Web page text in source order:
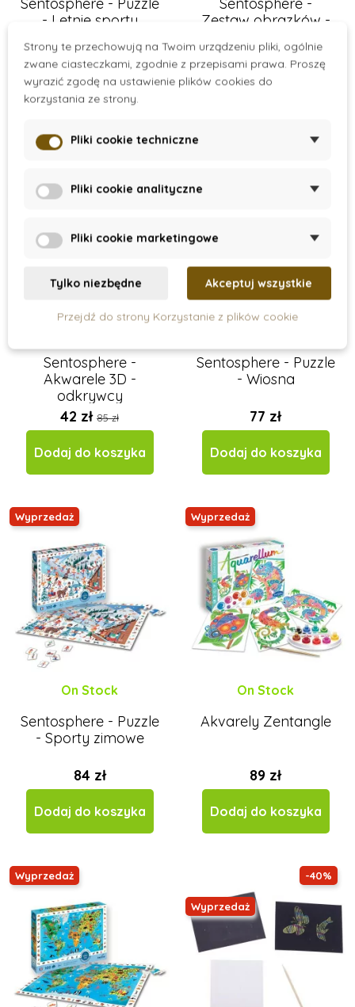
Sentosphere - Puzzle
- Letnie sporty
77 zł
Dodaj do koszyka
Sentosphere -
Zestaw obrazków -
Rycerze
39 zł 48 zł
Wyprzedaż
Sentosphere -
Akwarele 3D -
odkrywcy
42 zł 85 zł
Dodaj do koszyka
Sentosphere - Puzzle
- Wiosna
77 zł
Dodaj do koszyka
Wyprzedaż
On Stock
Sentosphere - Puzzle
- Sporty zimowe
84 zł
Dodaj do koszyka
Wyprzedaż
On Stock
Akvarely Zentangle
89 zł
Dodaj do koszyka
Wyprzedaż -40%
Wyprzedaż
Strony te przechowują na Twoim urządzeniu pliki, ogólnie
zwane ciasteczkami, zgodnie z przepisami prawa. Proszę
wyrazić zgodę na ustawienie plików cookies do
korzystania ze strony.
Pliki cookie techniczne
Pliki cookie analityczne
Pliki cookie marketingowe
Tylko niezbędne Akceptuj wszystkie
Przejdź do strony Korzystanie z plików cookie